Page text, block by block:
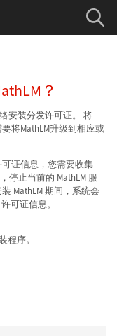
？
安装分发许可证。 将
将MathLM升级到相应或
证信息，您需要收集
停止当前的 MathLM 服
MathLM 期间，系统会
可证信息。
程序。